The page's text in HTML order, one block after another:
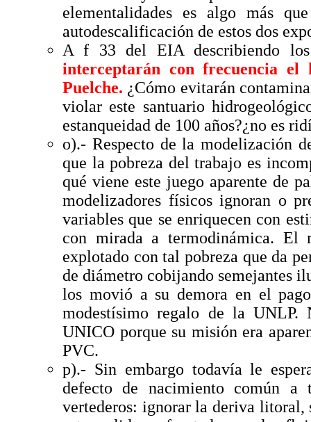
elementalidades es algo más
autodescalificación de estos dos
A f 33 del EIA describiendo
interceptarán con frecuencia
Puelche. ¿Cómo evitarán
violar este santuario
estanqueidad de 100 años?¿no es
o).- Respecto de la modelización
que la pobreza del trabajo es
qué viene este juego aparente de
modelizadores físicos ignoran o
variables que se enriquecen con
con mirada a termodinámica. El
explotado con tal pobreza que da
de diámetro cobijando semejantes
los movió a su demora en el
modestísimo regalo de la UNLP.
UNICO porque su misión era
PVC.
p).- Sin embargo todavía le
defecto de nacimiento común a
vertederos: ignorar la deriva litoral,